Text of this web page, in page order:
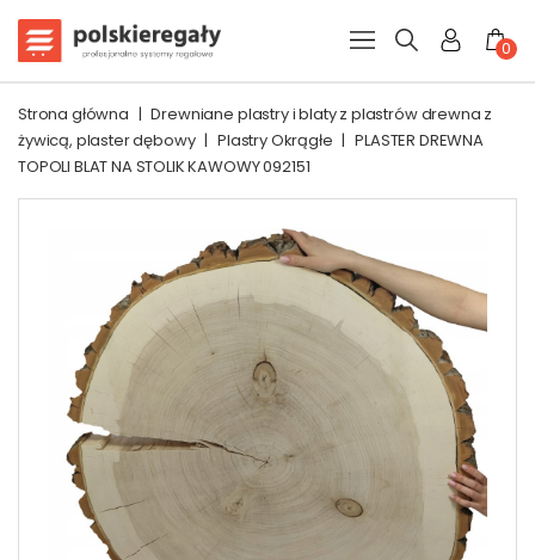
0
Strona główna | Drewniane plastry i blaty z plastrów drewna z
żywicą, plaster dębowy | Plastry Okrągłe | PLASTER DREWNA
TOPOLI BLAT NA STOLIK KAWOWY 092151